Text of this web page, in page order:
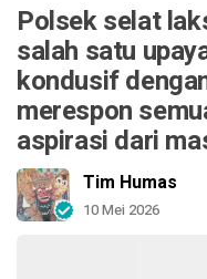
Polsek selat
salah satu
kondusif
merespon
aspirasi dari
Tim Humas
10 Mei 2026